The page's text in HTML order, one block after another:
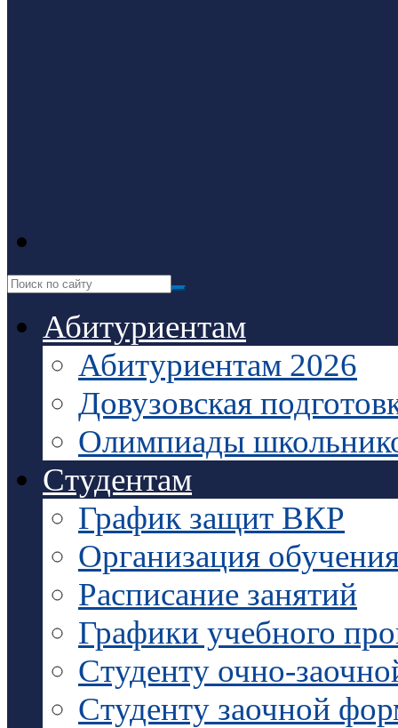
Абитуриентам
Абитуриентам 2026
Довузовская
Олимпиады
Студентам
График защит ВКР
Организация
Расписание занятий
Графики учебного
Студенту очно-
Студенту заочной